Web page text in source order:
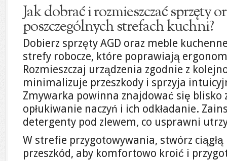
Jak dobrać i rozmieszczać sprzęty
poszczególnych strefach kuchni?
Dobierz sprzęty AGD oraz meble
strefy robocze, które poprawiają
Rozmieszczaj urządzenia zgodnie z
minimalizuje przeszkody i sprzyja
Zmywarka powinna znajdować się blisko
opłukiwanie naczyń i ich odkładanie.
detergenty pod zlewem, co usprawni
W strefie przygotowywania, stwórz ciągłą
przeszkód, aby komfortowo kroić i